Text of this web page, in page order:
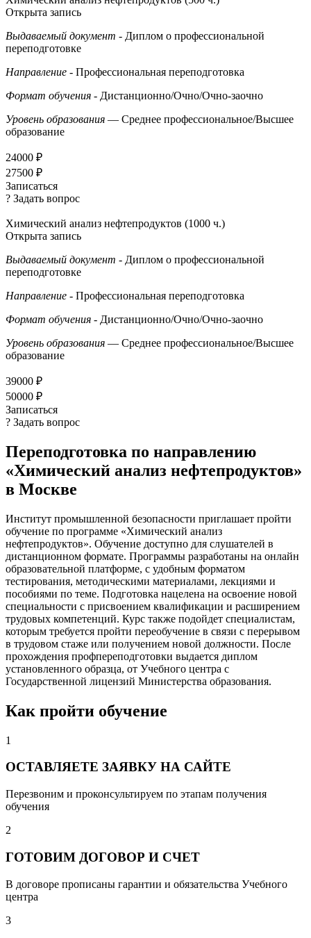
Открыта запись
Выдаваемый документ - Диплом о профессиональной
переподготовке
Направление - Профессиональная переподготовка
Формат обучения - Дистанционно/Очно/Очно-заочно
Уровень образования — Среднее профессиональное/Высшее
образование
24000 ₽
27500 ₽
Записаться
? Задать вопрос
Химический анализ нефтепродуктов (1000 ч.)
Открыта запись
Выдаваемый документ - Диплом о профессиональной
переподготовке
Направление - Профессиональная переподготовка
Формат обучения - Дистанционно/Очно/Очно-заочно
Уровень образования — Среднее профессиональное/Высшее
образование
39000 ₽
50000 ₽
Записаться
? Задать вопрос
Переподготовка по направлению
«Химический анализ нефтепродуктов»
в Москве
Институт промышленной безопасности приглашает пройти
обучение по программе «Химический анализ
нефтепродуктов». Обучение доступно для слушателей в
дистанционном формате. Программы разработаны на онлайн
образовательной платформе, с удобным форматом
тестирования, методическими материалами, лекциями и
пособиями по теме. Подготовка нацелена на освоение новой
специальности с присвоением квалификации и расширением
трудовых компетенций. Курс также подойдет специалистам,
которым требуется пройти переобучение в связи с перерывом
в трудовом стаже или получением новой должности. После
прохождения профпереподготовки выдается диплом
установленного образца, от Учебного центра с
Государственной лицензий Министерства образования.
Как пройти обучение
1
ОСТАВЛЯЕТЕ ЗАЯВКУ НА САЙТЕ
Перезвоним и проконсультируем по этапам получения
обучения
2
ГОТОВИМ ДОГОВОР И СЧЕТ
В договоре прописаны гарантии и обязательства Учебного
центра
3